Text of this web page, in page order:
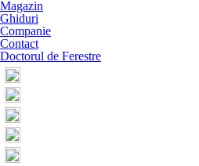
Magazin
Ghiduri
Companie
Contact
Doctorul de Ferestre